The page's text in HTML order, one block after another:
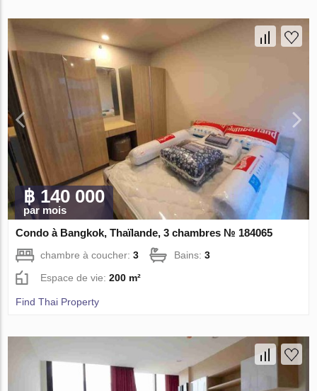
฿ 140 000
par mois
Condo à Bangkok, Thaïlande, 3 chambres № 184065
chambre à coucher:3 Bains:3
Espace de vie:200 m²
Find Thai Property